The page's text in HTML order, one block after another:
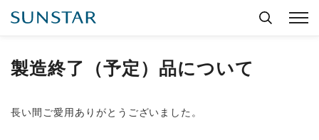
製造終了（予定）品について
長い間ご愛用ありがとうございました。